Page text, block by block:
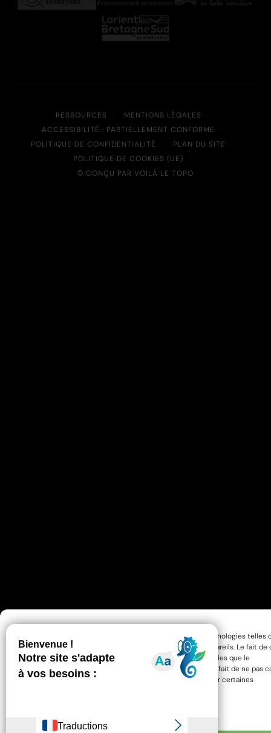
Pour offrir les meilleures expériences, nous utilisons des technologies telles
cookies pour stocker et/ou accéder aux informations des appareils. Le fait
à ces technologies nous permettra de traiter des données telles que le
comportement de navigation ou les ID uniques sur ce site. Le fait de ne pas
ou de retirer son consentement peut avoir un effet négatif sur certaines
RESSOURCES
MENTIONS LÉGALES
ACCESSIBILITÉ : PARTIELLEMENT CONFORME
POLITIQUE DE CONFIDENTIALITÉ
PLAN DU SITE
POLITIQUE DE COOKIES (UE)
© CONÇU PAR VOILÀ LE TOPO